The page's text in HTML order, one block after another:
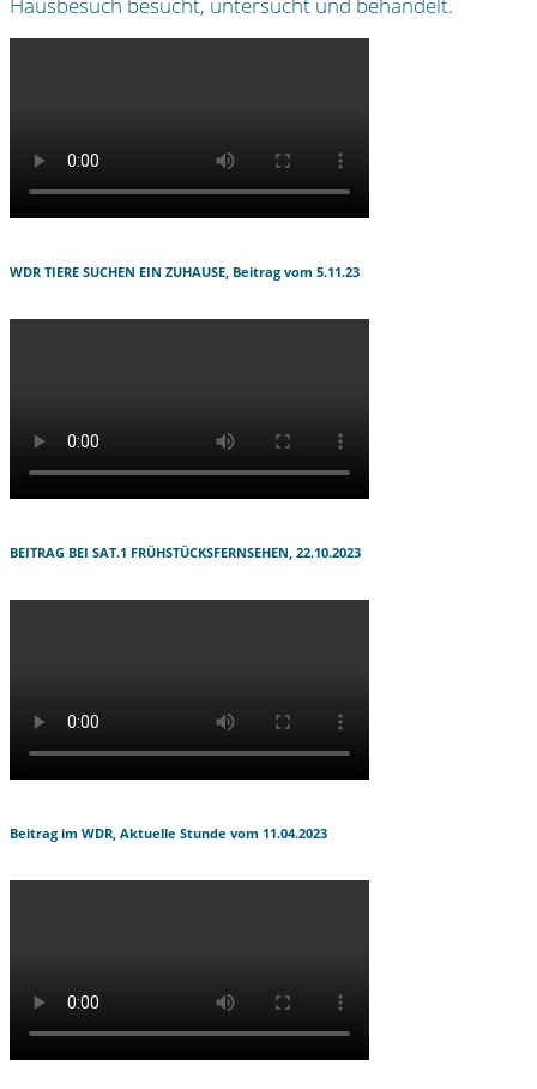
WDR TIERE SUCHEN EIN ZUHAUSE, Beitrag vom 5.11.23
BEITRAG BEI SAT.1 FRÜHSTÜCKSFERNSEHEN, 22.10.2023
Beitrag im WDR, Aktuelle Stunde vom 11.04.2023